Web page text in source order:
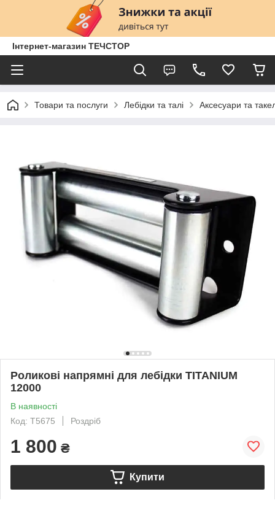
Інтернет-магазин ТЕЧСТОР
Товари та послуги Лебідки та талі Аксесуари та
Роликові напрямні для лебідки TITANIUM
12000
В наявності
Код: T5675
Роздріб
1 800 ₴
Купити